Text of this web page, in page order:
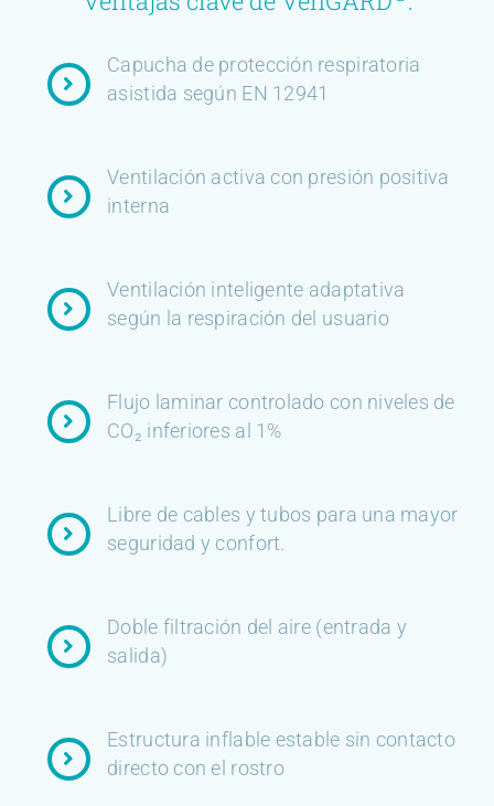
Capucha de protección respiratoria
asistida según EN 12941
Ventilación activa con presión positiva
interna
Ventilación inteligente adaptativa
según la respiración del usuario
Flujo laminar controlado con niveles de
CO₂ inferiores al 1%
Libre de cables y tubos para una mayor
seguridad y confort.
Doble filtración del aire (entrada y
salida)
Estructura inflable estable sin contacto
directo con el rostro